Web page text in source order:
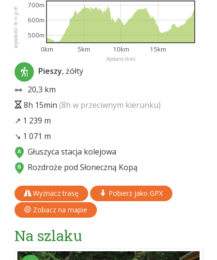
dystans (km)
wysokość m n.p.m.
0km 5km 10km 15km
500m
600m
700m
Pieszy, żółty
20,3 km
8h 15min (8h w przeciwnym kierunku)
↗ 1 239 m
↘ 1 071 m
Głuszyca stacja kolejowa
Rozdroże pod Słoneczną Kopą
Wyznacz trasę
Pobierz jako GPX
Zobacz na mapie
Na szlaku